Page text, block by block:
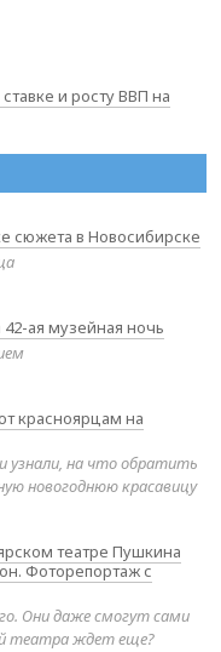
и росту ВВП на
сюжета в Новосибирске
ая музейная ночь
красноярцам на
узнали, на что обратить
новогоднюю красавицу
театре Пушкина
Фоторепортаж с
Они даже смогут сами
театра ждет еще?